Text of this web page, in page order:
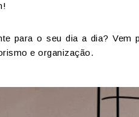
para o seu dia a dia? Vem
e organização.